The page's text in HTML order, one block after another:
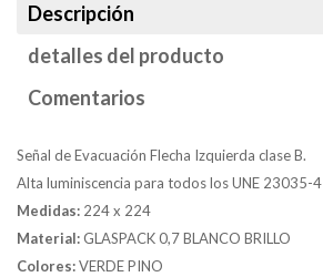
Descripción
detalles del producto
Comentarios
Señal de Evacuación Flecha Izquierda clase B.
Alta luminiscencia para todos los UNE 23035-4
Medidas: 224 x 224
Material: GLASPACK 0,7 BLANCO BRILLO
Colores:VERDE PINO